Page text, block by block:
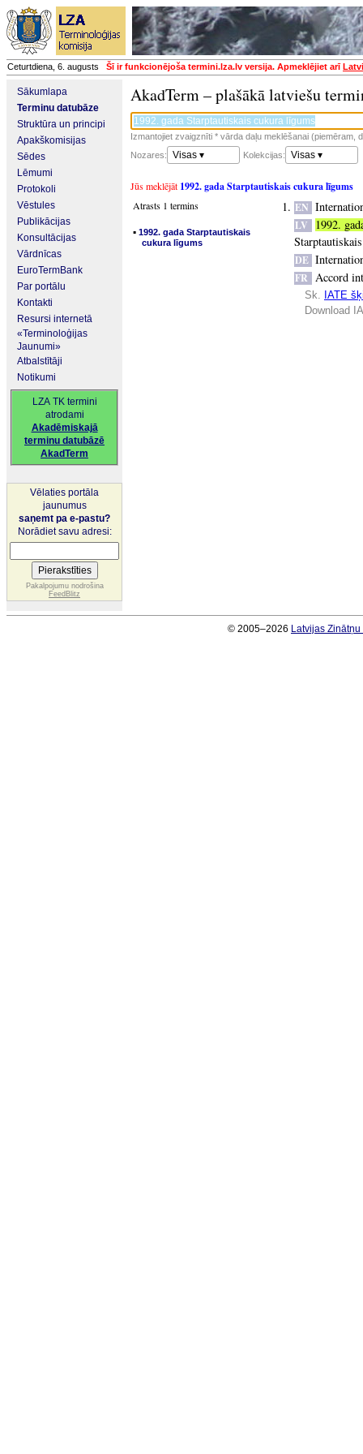
Ceturtdiena, 6. augusts Šī ir funkcionējoša termini.lza.lv versija. Apmeklējiet arī
Sākumlapa
Terminu datubāze
Struktūra un principi
Apakškomisijas
Sēdes
Lēmumi
Protokoli
Vēstules
Publikācijas
Konsultācijas
Vārdnīcas
EuroTermBank
Par portālu
Kontakti
Resursi internetā
«Terminoloģijas
Jaunumi»
Atbalstītāji
Notikumi
LZA TK termini
atrodami
Akadēmiskajā
terminu datubāzē
AkadTerm
Vēlaties portāla
jaunumus
saņemt pa e-pastu?
Norādiet savu adresi:
Pakalpojumu nodrošina
FeedBlitz
AkadTerm – plašākā latviešu
Izmantojiet zvaigznīti * vārda daļu meklēšanai (piemēram,
Nozares:
Visas ▾ Kolekcijas: Visas ▾
Jūs meklējāt 1992. gada Starptautiskais cukura līgums
Atrasts 1 termins
▪ 1992. gada Starptautiskais
cukura līgums
EN
LV
1992.
DE
FR Accord
Sk. IATE
Download
© 2005–2026 Latvijas